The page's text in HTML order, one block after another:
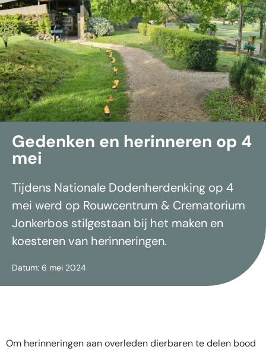
Gedenken en herinneren op 4
mei
Tijdens Nationale Dodenherdenking op 4
mei werd op Rouwcentrum & Crematorium
Jonkerbos stilgestaan bij het maken en
koesteren van herinneringen.
Datum: 6 mei 2024
Om herinneringen aan overleden dierbaren te delen bood